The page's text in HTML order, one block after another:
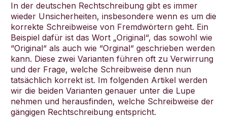
In der deutschen Rechtschreibung gibt es immer
wieder Unsicherheiten, insbesondere wenn es um die
korrekte Schreibweise von Fremdwörtern geht. Ein
Beispiel dafür ist das Wort „Original“, das sowohl wie
“Original“ als auch wie “Orginal“ geschrieben werden
kann. Diese zwei Varianten führen oft zu Verwirrung
und der Frage, welche Schreibweise denn nun
tatsächlich korrekt ist. Im folgenden Artikel werden
wir die beiden Varianten genauer unter die Lupe
nehmen und herausfinden, welche Schreibweise der
gängigen Rechtschreibung entspricht.